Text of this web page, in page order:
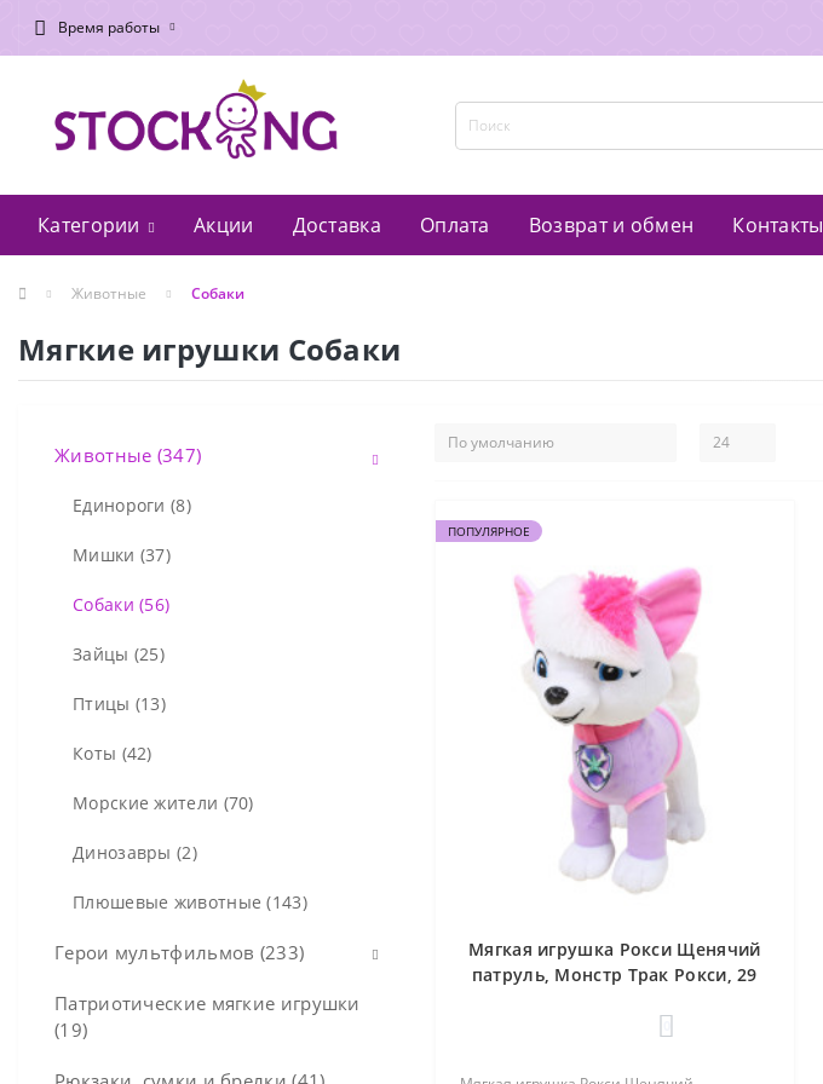
Время работы
Категории Акции Доставка Оплата Возврат и обмен Контакты
Животные Собаки
Мягкие игрушки Собаки
Животные (347)
Единороги (8)
Мишки (37)
Собаки (56)
Зайцы (25)
Птицы (13)
Коты (42)
Морские жители (70)
Динозавры (2)
Плюшевые животные (143)
Герои мультфильмов (233)
Май Литл Пони (7)
Патриотические мягкие игрушки
(19)
ПОПУЛЯРНОЕ
Мягкая игрушка Рокси Щенячий
патруль, Монстр Трак Рокси, 29